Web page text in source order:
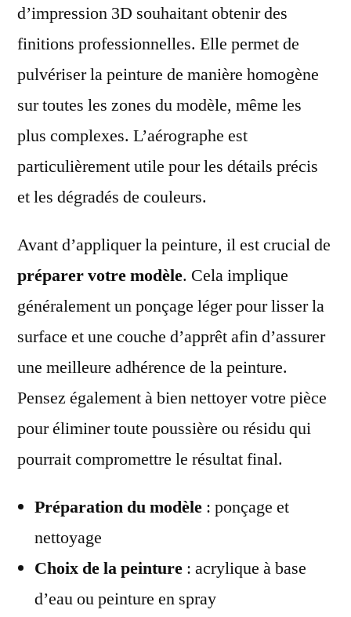
d’impression 3D souhaitant obtenir des
finitions professionnelles. Elle permet de
pulvériser la peinture de manière homogène
sur toutes les zones du modèle, même les
plus complexes. L’aérographe est
particulièrement utile pour les détails précis
et les dégradés de couleurs.
Avant d’appliquer la peinture, il est crucial de
préparer votre modèle. Cela implique
généralement un ponçage léger pour lisser la
surface et une couche d’apprêt afin d’assurer
une meilleure adhérence de la peinture.
Pensez également à bien nettoyer votre pièce
pour éliminer toute poussière ou résidu qui
pourrait compromettre le résultat final.
Préparation du modèle : ponçage et
nettoyage
Choix de la peinture : acrylique à base
d’eau ou peinture en spray